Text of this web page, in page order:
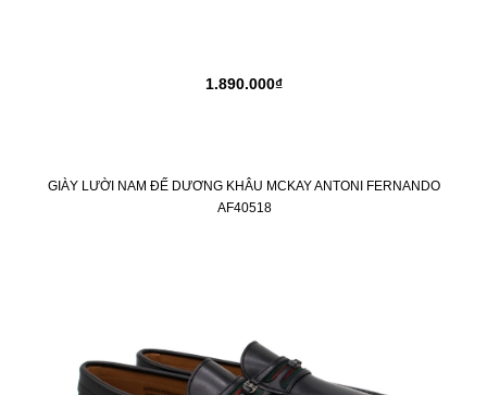
1.890.000₫
GIÀY LƯỜI NAM ĐẾ DƯƠNG KHÂU MCKAY ANTONI FERNANDO
AF40518